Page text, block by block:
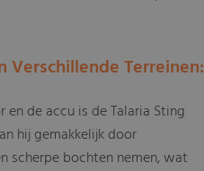
Terreinen:
de accu is de Talaria Sting
hij gemakkelijk door
scherpe bochten nemen, wat